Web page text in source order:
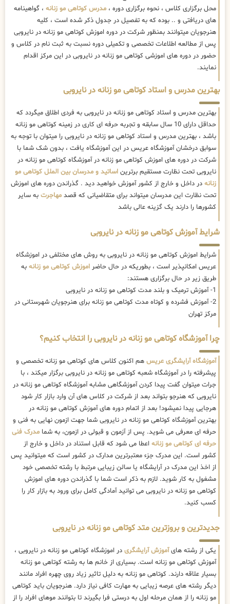
محل برگزاری کلاس ، نحوه برگزاری دوره ، مدرس کوتاهی مو زنانه ، گواهینامه
های دریافتی و .. بوده که به تفصیل در جدول ذکر شده است ، کلیه
هنرجویان میتوانند بمنظور شرکت در دوره اموزش کوتاهی مو زنانه در نایروبی
پس از مطالعه اطلاعات تخصصی و تکمیلی دوره نسبت به ثبت نام در کلاس و
حضور در دوره های اموزشی کوتاهی مو زنانه در نایروبی در این مرکز اقدام
نمایند.
بهترین مدرس و استاد کوتاهی مو زنانه در نایروبی
بهترین مدرس و استاد کوتاهی مو زنانه در نایروبی به فردی اطلاق میگردد که
حداقل دارای 10 سال سابقه و تجربه حرفه ای کاری در زمینه کوتاهی مو زنانه
باشد ، بهترین مدرس و استاد کوتاهی مو زنانه در نایروبی را میتوان با توجه به
سوابق درخشان آموزشگاه عریس در این آموزشگاه یافت ، بدون شک شما با
شرکت در دوره های اموزش کوتاهی مو زنانه در آموزشگاه کوتاهی مو زنانه در
نایروبی تحت نظارت مستقیم برترین اساتید و مدرسان بین الملل کوتاهی مو
زنانه در داخل و خارج از کشور آموزش خواهید دید . گذراندن دوره های اموزش
تحت نظارت این مدرسان میتواند برای متقاضیانی که قصد مهاجرت به سایر
کشورها را دارند یک گزینه عالی باشد
شرایط آموزش کوتاهی مو زنانه در نایروبی
شرایط اموزش کوتاهی مو زنانه در نایروبی به روش های مختلفی در اموزشگاه
عریس امکانپذیر است ، بطوریکه در حال حاضر اموزش کوتاهی مو زنانه به
طریق زیر در حال برگزاری هستند:
1- آموزش ترمیک و بلند مدت کوتاهی مو زنانه در نایروبی
2- آموزش فشرده و کوتاه مدت کوتاهی مو زنانه برای هنرجویان شهرستانی در
مرکز تهران
چرا آموزشگاه کوتاهی مو زنانه در نایروبی را انتخاب کنیم؟
آموزشگاه آرایشگری عریس هم اکنون کلاس های کوتاهی مو زنانه تخصصی و
پیشرفته را در آموزشگاه شعبه کوتاهی مو زنانه در نایروبی برگزار میکند ، با
جرات میتوان گفت پیدا کردن آموزشگاهی مشابه آموزشگاه کوتاهی مو زنانه در
نایروبی که هنرجو بتواند بعد از شرکت در کلاس های آن وارد بازار کار شود
هرجایی پیدا نمیشود! بعد از اتمام دوره های آموزش کوتاهی مو زنانه در
بهترین آموزشگاه کوتاهی مو زنانه در نایروبی شما جهت ازمون نهایی به فنی و
حرفه ای معرفی می شوید. پس از آزمون و قبولی در ازمون، به شما مدرک فنی
حرفه ای کوتاهی مو زنانه اعطا می شود که قابل استناد در داخل و خارج از
کشور است. این مدرک جزء معتبرترین مدارک در کشور است که میتوانید پس
از اخذ این مدرک در آرایشگاه یا سالن زیبایی مرتبط با رشته تخصصی خود
مشغول به کار شوید. لازم به ذکر است شما با گذراندن دوره های اموزش
کوتاهی مو زنانه در نایروبی می توانید آمادگی کامل برای ورود به بازار کار را
کسب کنید.
جدیدترین و بروزترین متد کوتاهی مو زنانه در نایروبی
یکی از رشته هایآموزش آرایشگری در اموزشگاه کوتاهی مو زنانه در نایروبی ،
آموزش کوتاهی مو زنانه است. بسیاری از خانم ها به رشته کوتاهی مو زنانه
بسیار علاقه دارند. کوتاهی مو زنانه به دلیل تاثیر زیاد روی چهره افراد مانند
دیگر رشته های عرصه زیبایی به مهارت کافی نیاز دارد. هنرجویان باید کوتاهی
مو زنانه را از همان مرحله اول به درستی فرا بگیرند تا بتوانند موهای افراد را از